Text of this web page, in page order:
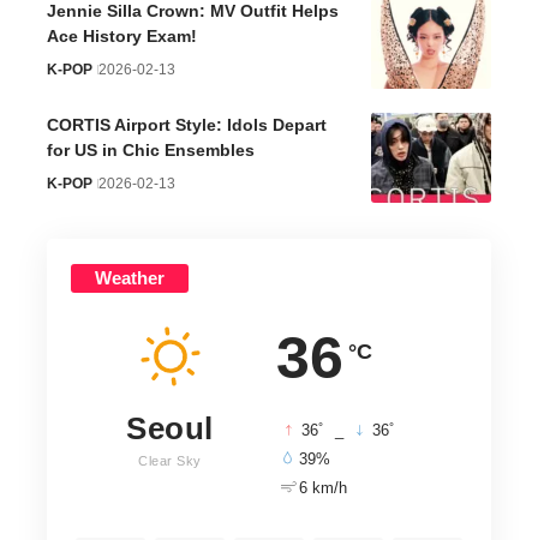
Jennie Silla Crown: MV Outfit Helps
Ace History Exam!
K-POP 2026-02-13
CORTIS Airport Style: Idols Depart
for US in Chic Ensembles
K-POP 2026-02-13
Weather
36 °C
Seoul
Clear Sky
36° 36°
39%
6 km/h